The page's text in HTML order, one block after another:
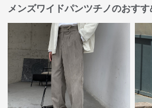
メンズワイドパンツチノのおす